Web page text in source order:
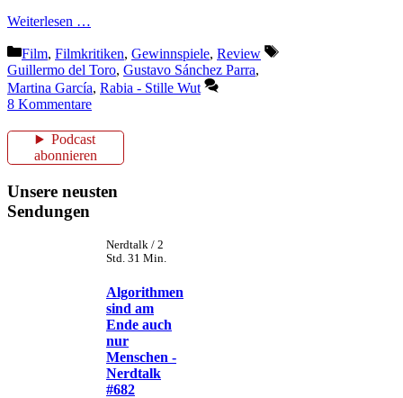
Weiterlesen …
Kategorien
Film, Filmkritiken, Gewinnspiele, Review
Schlagwörter
Guillermo del Toro, Gustavo Sánchez Parra,
Martina García, Rabia - Stille Wut
8 Kommentare
Podcast
abonnieren
Unsere neusten
Sendungen
Nerdtalk / 2
Std. 31 Min.
Algorithmen
sind am
Ende auch
nur
Menschen -
Nerdtalk
#682